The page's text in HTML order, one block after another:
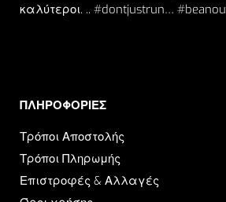
καλύτεροι. .. #dontjustrun…
ΠΛΗΡΟΦΟΡΙΕΣ​
Τρόποι Αποστολής
Τρόποι Πληρωμής
Επιστροφές & Αλλαγές